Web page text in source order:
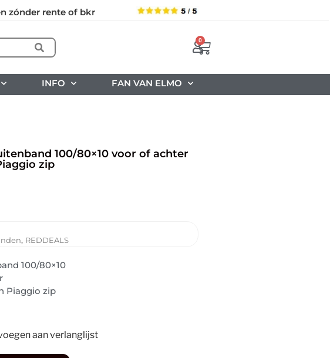
zónder rente of bkr
0
INFO FAN VAN ELMO
100/80×10 voor of achter
zip
, REDDEALS
100/80×10
Piaggio zip
aan verlanglijst